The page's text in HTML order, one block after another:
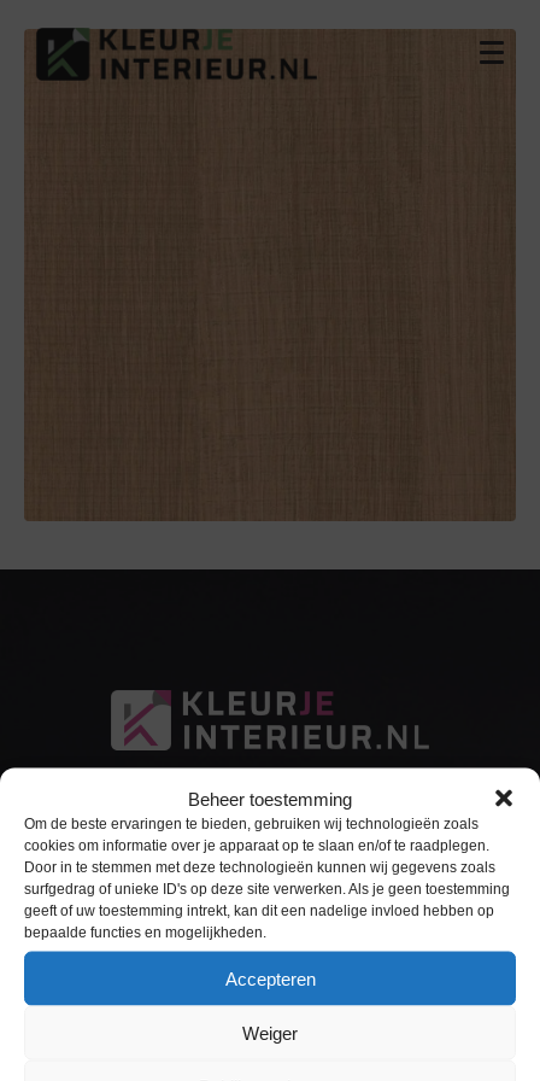
Beheer toestemming
Om de beste ervaringen te bieden, gebruiken wij technologieën zoals
cookies om informatie over je apparaat op te slaan en/of te raadplegen.
Door in te stemmen met deze technologieën kunnen wij gegevens zoals
surfgedrag of unieke ID's op deze site verwerken. Als je geen toestemming
geeft of uw toestemming intrekt, kan dit een nadelige invloed hebben op
bepaalde functies en mogelijkheden.
Accepteren
Weiger
Sitemap
Home
Interieurfolie